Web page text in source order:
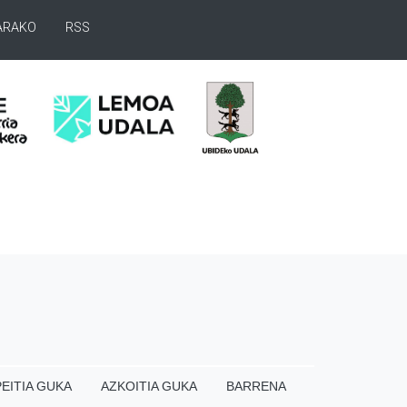
RSS
GUKA AZKOITIA GUKA
BARRENA